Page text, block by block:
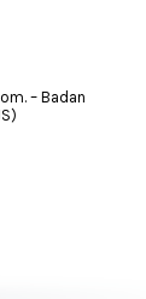
– Badan